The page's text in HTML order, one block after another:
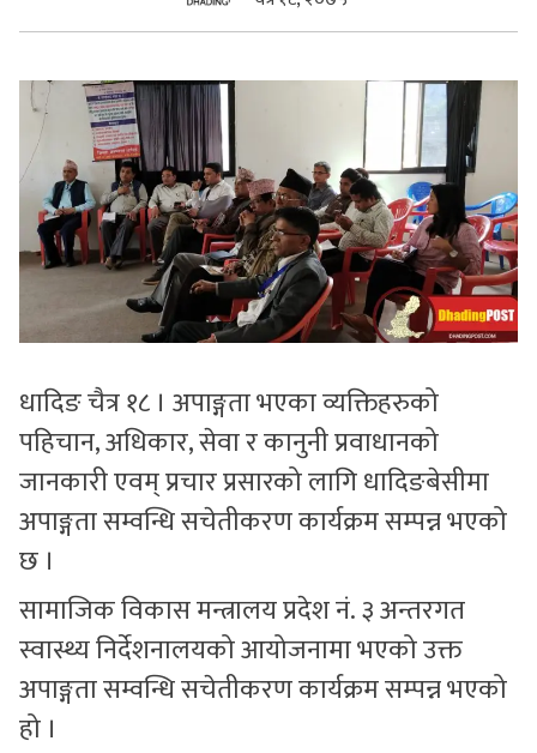
सुचनाहरु
स्वास्थ्य
भिडियो
धादिङ चैत्र १८ । अपाङ्गता भएका व्यक्तिहरुको
पहिचान, अधिकार, सेवा र कानुनी प्रवाधानको
जानकारी एवम् प्रचार प्रसारको लागि धादिङबेसीमा
अपाङ्गता सम्वन्धि सचेतीकरण कार्यक्रम सम्पन्न भएको
छ ।
सामाजिक विकास मन्त्रालय प्रदेश नं. ३ अन्तरगत
स्वास्थ्य निर्देशनालयको आयोजनामा भएको उक्त
अपाङ्गता सम्वन्धि सचेतीकरण कार्यक्रम सम्पन्न भएको
हो ।